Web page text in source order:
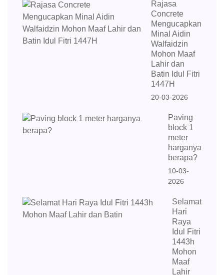
Rajasa
Concrete
Mengucapkan
Minal Aidin
Walfaidzin
Mohon Maaf
Lahir dan
Batin Idul Fitri
1447H
20-03-2026
Paving
block 1
meter
harganya
berapa?
10-03-
2026
Selamat
Hari
Raya
Idul Fitri
1443h
Mohon
Maaf
Lahir